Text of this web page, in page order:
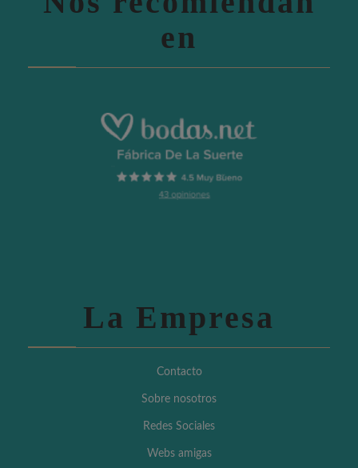
en
La Empresa
Contacto
Sobre nosotros
Redes Sociales
Webs amigas